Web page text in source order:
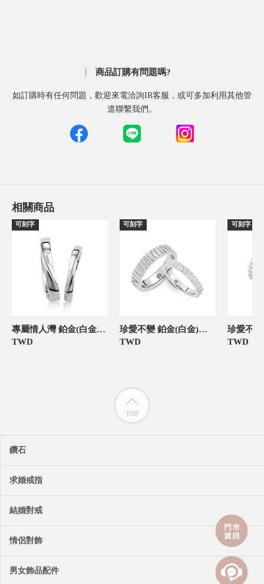
商品訂購有問題嗎?
如訂購時有任何問題，歡迎來電洽詢IR客服，或可多加利用其他管
道聯繫我們。
相關商品
可刻字
專屬情人灣 鉑金(白金)鑽石結婚對戒
TWD
可刻字
珍愛不變 鉑金(白金)鑽石結婚對戒
TWD
可刻字
TWD
TOP
鑽石
求婚戒指
結婚對戒
情侶對飾
男女飾品配件